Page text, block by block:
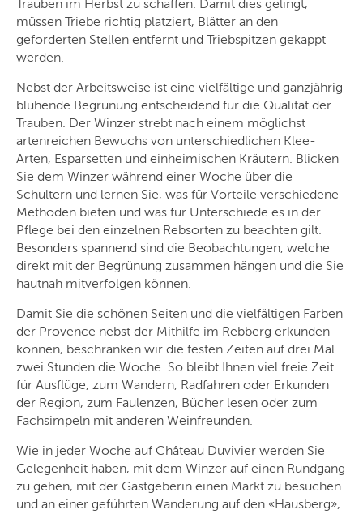
Trauben im Herbst zu schaffen. Damit dies gelingt,
müssen Triebe richtig platziert, Blätter an den
geforderten Stellen entfernt und Triebspitzen gekappt
werden.
Nebst der Arbeitsweise ist eine vielfältige und ganzjährig
blühende Begrünung entscheidend für die Qualität der
Trauben. Der Winzer strebt nach einem möglichst
artenreichen Bewuchs von unterschiedlichen Klee-
Arten, Esparsetten und einheimischen Kräutern. Blicken
Sie dem Winzer während einer Woche über die
Schultern und lernen Sie, was für Vorteile verschiedene
Methoden bieten und was für Unterschiede es in der
Pflege bei den einzelnen Rebsorten zu beachten gilt.
Besonders spannend sind die Beobachtungen, welche
direkt mit der Begrünung zusammen hängen und die Sie
hautnah mitverfolgen können.
Damit Sie die schönen Seiten und die vielfältigen Farben
der Provence nebst der Mithilfe im Rebberg erkunden
können, beschränken wir die festen Zeiten auf drei Mal
zwei Stunden die Woche. So bleibt Ihnen viel freie Zeit
für Ausflüge, zum Wandern, Radfahren oder Erkunden
der Region, zum Faulenzen, Bücher lesen oder zum
Fachsimpeln mit anderen Weinfreunden.
Wie in jeder Woche auf Château Duvivier werden Sie
Gelegenheit haben, mit dem Winzer auf einen Rundgang
zu gehen, mit der Gastgeberin einen Markt zu besuchen
und an einer geführten Wanderung auf den «Hausberg»,